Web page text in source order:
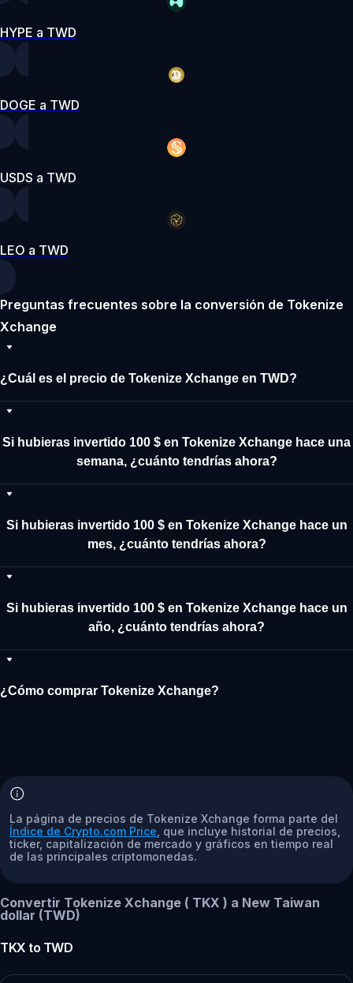
HYPE a TWD
DOGE a TWD
USDS a TWD
LEO a TWD
Preguntas frecuentes sobre la conversión de Tokenize
Xchange
¿Cuál es el precio de Tokenize Xchange en TWD?
Si hubieras invertido 100 $ en Tokenize Xchange hace una
semana, ¿cuánto tendrías ahora?
Si hubieras invertido 100 $ en Tokenize Xchange hace un
mes, ¿cuánto tendrías ahora?
Si hubieras invertido 100 $ en Tokenize Xchange hace un
año, ¿cuánto tendrías ahora?
¿Cómo comprar Tokenize Xchange?
La página de precios de Tokenize Xchange forma parte del
Índice de Crypto.com Price , que incluye historial de precios,
ticker, capitalización de mercado y gráficos en tiempo real
de las principales criptomonedas.
Convertir Tokenize Xchange ( TKX ) a New Taiwan
dollar (TWD)
TKX to TWD